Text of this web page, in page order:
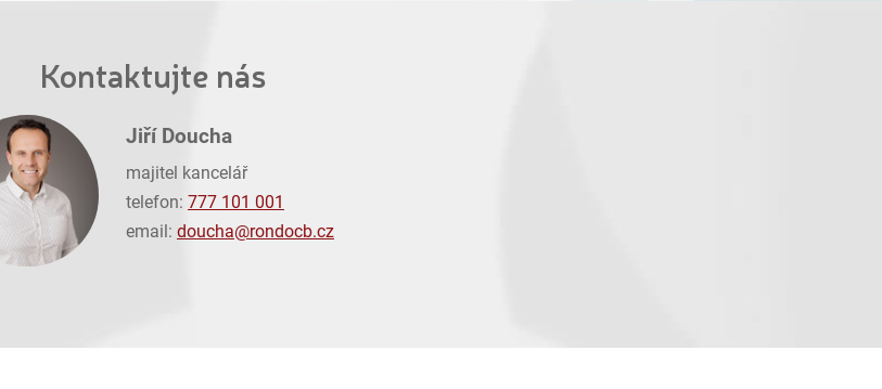
Kontaktujte nás
Jiří Doucha
majitel kancelář
telefon: 777 101 001
email: doucha@rondocb.cz